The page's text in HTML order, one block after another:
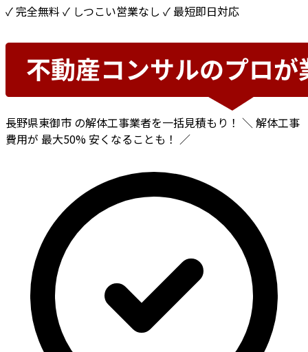
✓ 完全無料 ✓ しつこい営業なし ✓ 最短即日対応
長野県東御市 の解体工事業者を一括見積もり！ ＼ 解体工事
費用が 最大50%安くなることも！ ／